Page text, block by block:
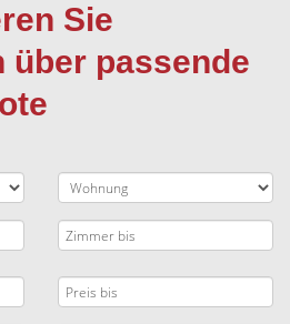
Sie
über passende